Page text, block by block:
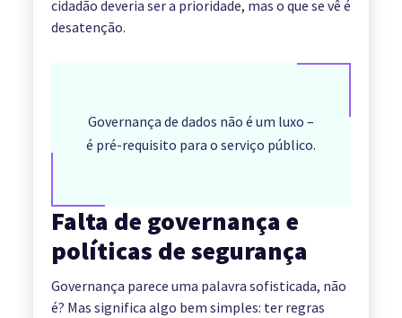
cidadão deveria ser a prioridade, mas o que se vê é
desatenção.
Governança de dados não é um luxo –
é pré-requisito para o serviço público.
Falta de governança e
políticas de segurança
Governança parece uma palavra sofisticada, não
é? Mas significa algo bem simples: ter regras